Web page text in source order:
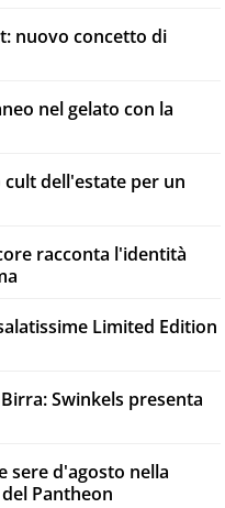
nuovo concetto di
nel gelato con la
dell'estate per un
racconta l'identità
Limited Edition
Swinkels presenta
sere d'agosto nella
Pantheon